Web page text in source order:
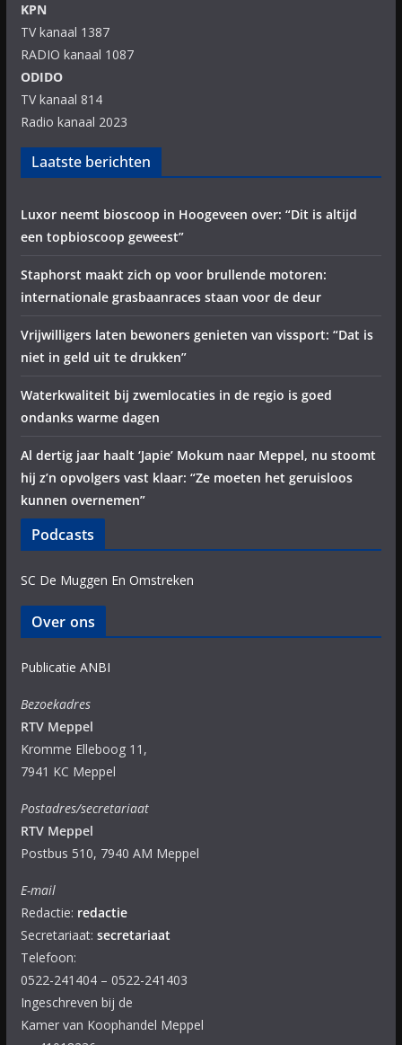
KPN
TV kanaal 1387
RADIO kanaal 1087
ODIDO
TV kanaal 814
Radio kanaal 2023
Laatste berichten
Luxor neemt bioscoop in Hoogeveen over: “Dit is altijd
een topbioscoop geweest”
Staphorst maakt zich op voor brullende motoren:
internationale grasbaanraces staan voor de deur
Vrijwilligers laten bewoners genieten van vissport: “Dat is
niet in geld uit te drukken”
Waterkwaliteit bij zwemlocaties in de regio is goed
ondanks warme dagen
Al dertig jaar haalt ‘Japie’ Mokum naar Meppel, nu stoomt
hij z’n opvolgers vast klaar: “Ze moeten het geruisloos
kunnen overnemen”
Podcasts
SC De Muggen En Omstreken
Over ons
Publicatie ANBI
Bezoekadres
RTV Meppel
Kromme Elleboog 11,
7941 KC Meppel
Postadres/secretariaat
RTV Meppel
Postbus 510, 7940 AM Meppel
E-mail
Redactie: redactie
Secretariaat: secretariaat
Telefoon:
0522-241404 – 0522-241403
Ingeschreven bij de
Kamer van Koophandel Meppel